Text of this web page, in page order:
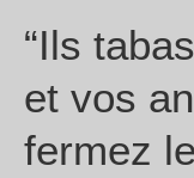
“Ils
et vos
fermez